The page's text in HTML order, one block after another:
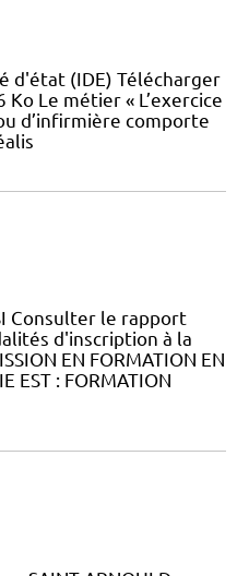
d'état (IDE) Télécharger
Le métier « L’exercice
d’infirmière comporte
Consulter le rapport
d'inscription à la
EN FORMATION EN
EST : FORMATION